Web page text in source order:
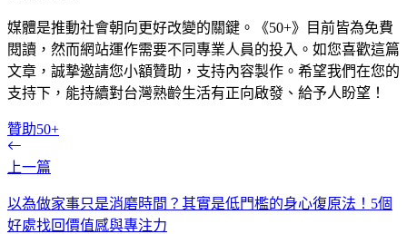
媒體是推動社會朝向更好改變的關鍵。《50+》目前皆為免費
閱讀，然而網站運作需要不同專業人員的投入。如您喜歡這篇
文章，誠摯邀請您小額贊助，支持內容製作。希望我們在您的
支持下，能持續對台灣熟齡生活有正向啟發、給予人盼望！
贊助50+
上一篇
以為做家事只是消磨時間？其實是低門檻的身心復原法！5個
好處找回價值感與專注力